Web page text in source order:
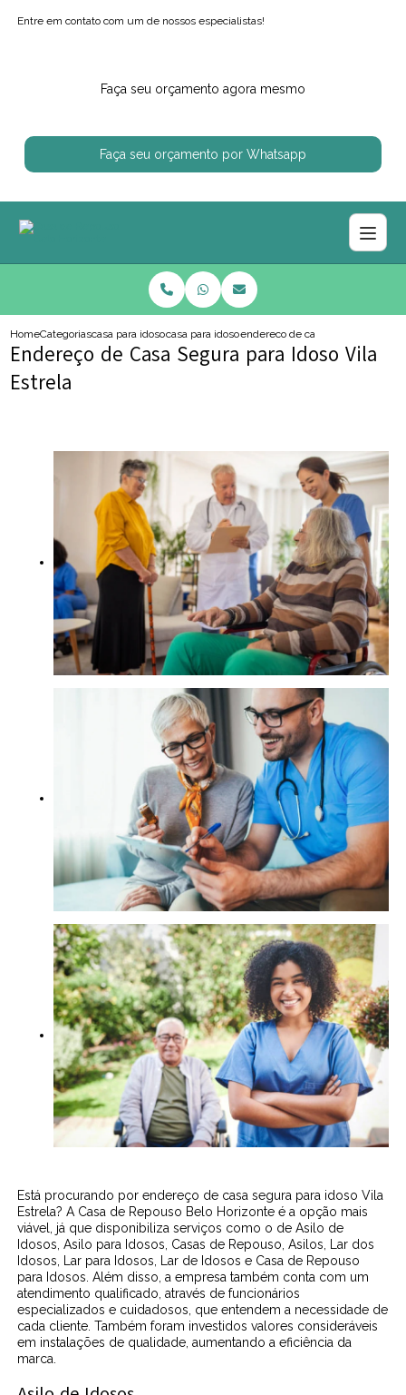
Entre em contato com um de nossos especialistas!
Faça seu orçamento agora mesmo
Faça seu orçamento por Whatsapp
HomeCategoriascasa para idososcasa para idoso com alzheimerendereco de casa segura para
Endereço de Casa Segura para Idoso Vila
Estrela
Está procurando por endereço de casa segura para idoso Vila
Estrela? A Casa de Repouso Belo Horizonte é a opção mais
viável, já que disponibiliza serviços como o de Asilo de
Idosos, Asilo para Idosos, Casas de Repouso, Asilos, Lar dos
Idosos, Lar para Idosos, Lar de Idosos e Casa de Repouso
para Idosos. Além disso, a empresa também conta com um
atendimento qualificado, através de funcionários
especializados e cuidadosos, que entendem a necessidade de
cada cliente. Também foram investidos valores consideráveis
em instalações de qualidade, aumentando a eficiência da
marca.